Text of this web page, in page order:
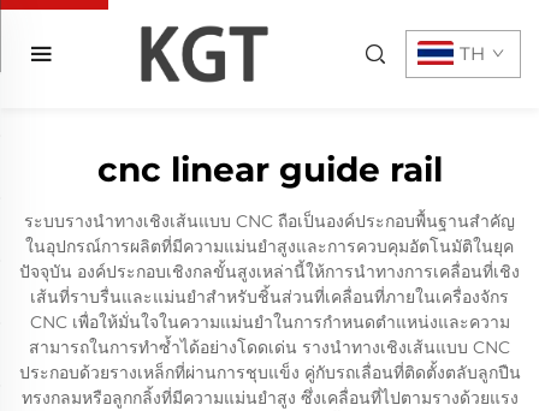
TH
cnc linear guide rail
ระบบรางนำทางเชิงเส้นแบบ CNC ถือเป็นองค์ประกอบพื้นฐานสำคัญ
ในอุปกรณ์การผลิตที่มีความแม่นยำสูงและการควบคุมอัตโนมัติในยุค
ปัจจุบัน องค์ประกอบเชิงกลขั้นสูงเหล่านี้ให้การนำทางการเคลื่อนที่เชิง
เส้นที่ราบรื่นและแม่นยำสำหรับชิ้นส่วนที่เคลื่อนที่ภายในเครื่องจักร
CNC เพื่อให้มั่นใจในความแม่นยำในการกำหนดตำแหน่งและความ
สามารถในการทำซ้ำได้อย่างโดดเด่น รางนำทางเชิงเส้นแบบ CNC
ประกอบด้วยรางเหล็กที่ผ่านการชุบแข็ง คู่กับรถเลื่อนที่ติดตั้งตลับลูกปืน
ทรงกลมหรือลูกกลิ้งที่มีความแม่นยำสูง ซึ่งเคลื่อนที่ไปตามรางด้วยแรง